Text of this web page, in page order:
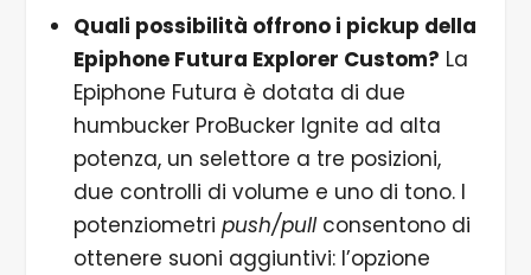
Quali possibilità offrono i pickup della
Epiphone Futura Explorer Custom? La
Epiphone Futura è dotata di due
humbucker ProBucker Ignite ad alta
potenza, un selettore a tre posizioni,
due controlli di volume e uno di tono. I
potenziometri push/pull consentono di
ottenere suoni aggiuntivi: l’opzione